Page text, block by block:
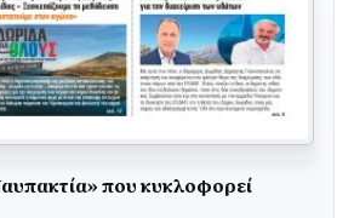
που κυκλοφορεί